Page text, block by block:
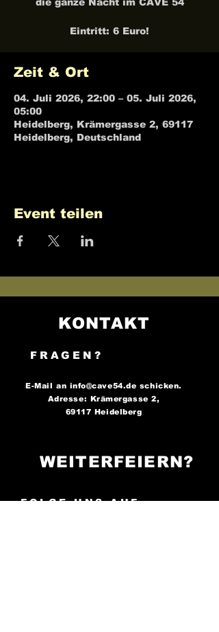
Eintritt: 6 Euro!
Zeit & Ort
04. Juli 2026, 22:00 – 05. Juli 2026,
05:00
Heidelberg, Krämergasse 2, 69117
Heidelberg, Deutschland
Event teilen
KONTAKT
FRAGEN?
E-Mail an info@cave54.de schicken.
Adresse: Krämergasse 2,
69117 Heidelberg
WEITERFEIERN?
FOLGE UNS AUF